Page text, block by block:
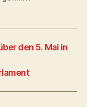
den 5. Mai in